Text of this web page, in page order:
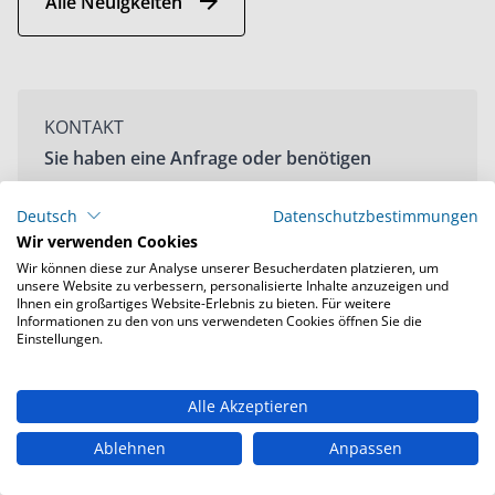
KONTAKT
Sie haben eine Anfrage oder benötigen
Beratung für Ihr Projekt?
Kontaktieren Sie uns!
Finden Sie einen unserer Standorte direkt in
Ihrer Nähe.
Deutsch
Datenschutzbestimmungen
Wir verwenden Cookies
Wir können diese zur Analyse unserer Besucherdaten platzieren, um
unsere Website zu verbessern, personalisierte Inhalte anzuzeigen und
Ihnen ein großartiges Website-Erlebnis zu bieten. Für weitere
Informationen zu den von uns verwendeten Cookies öffnen Sie die
Einstellungen.
Alle Akzeptieren
Ablehnen
Anpassen